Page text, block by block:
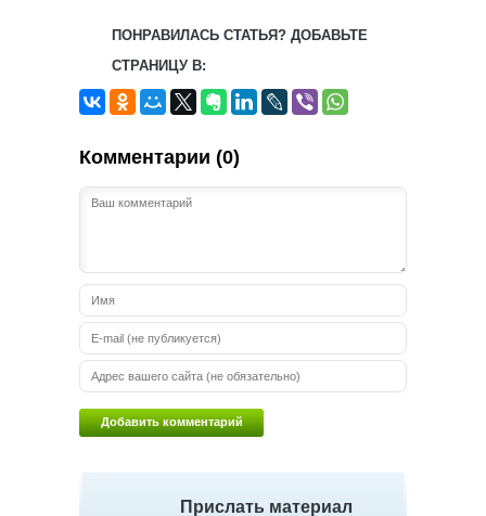
ПОНРАВИЛАСЬ СТАТЬЯ? ДОБАВЬТЕ
СТРАНИЦУ В:
Комментарии (0)
Прислать материал